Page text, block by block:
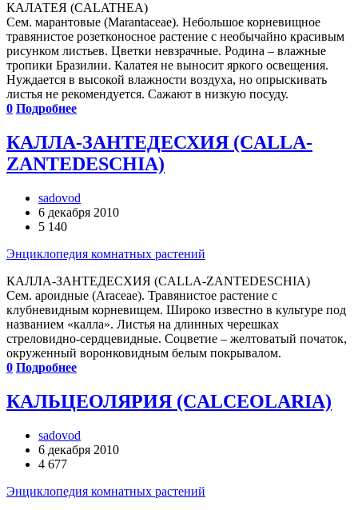
КАЛАТЕЯ (CALATHEA)
Сем. марантовые (Marantaceae). Небольшое корневищное
травянистое розетконосное растение с необычайно красивым
рисунком листьев. Цветки невзрачные. Родина – влажные
тропики Бразилии. Калатея не выносит яркого освещения.
Нуждается в высокой влажности воздуха, но опрыскивать
листья не рекомендуется. Сажают в низкую посуду.
0 Подробнее
КАЛЛА-ЗАНТЕДЕСХИЯ (CALLA-
ZANTEDESCHIA)
sadovod
6 декабря 2010
5 140
Энциклопедия комнатных растений
КАЛЛА-ЗАНТЕДЕСХИЯ (CALLA-ZANTEDESCHIA)
Сем. ароидные (Araceae). Травянистое растение с
клубневидным корневищем. Широко известно в культуре под
названием «калла». Листья на длинных черешках
стреловидно-сердцевидные. Соцветие – желтоватый початок,
окруженный воронковидным белым покрывалом.
0 Подробнее
КАЛЬЦЕОЛЯРИЯ (CALCEOLARIA)
sadovod
6 декабря 2010
4 677
Энциклопедия комнатных растений